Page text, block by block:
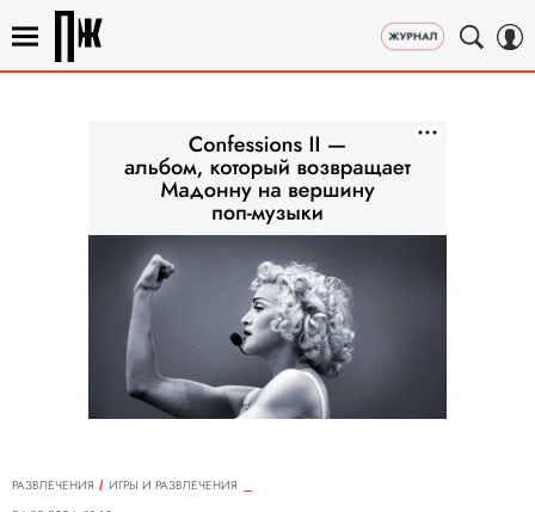
РАЗВЛЕЧЕНИЯ
ИГРЫ И РАЗВЛЕЧЕНИЯ